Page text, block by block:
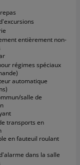
entièrement non-
régimes spéciaux
automatique
salle de
transports en
en fauteuil roulant
dans la salle